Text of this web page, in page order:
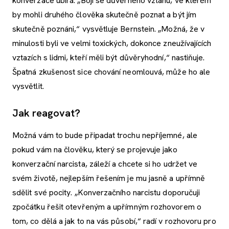
by mohli druhého člověka skutečně poznat a být jím
skutečně poznáni,“ vysvětluje Bernstein. „Možná, že v
minulosti byli ve velmi toxických, dokonce zneužívajících
vztazích s lidmi, kteří měli být důvěryhodní,“ nastiňuje.
Špatná zkušenost sice chování neomlouvá, může ho ale
vysvětlit.
Jak reagovat?
Možná vám to bude připadat trochu nepříjemné, ale
pokud vám na člověku, který se projevuje jako
konverzační narcista, záleží a chcete si ho udržet ve
svém životě, nejlepším řešením je mu jasně a upřímně
sdělit své pocity. „Konverzačního narcistu doporučuji
zpočátku řešit otevřeným a upřímným rozhovorem o
tom, co dělá a jak to na vás působí,“ radí v rozhovoru pro